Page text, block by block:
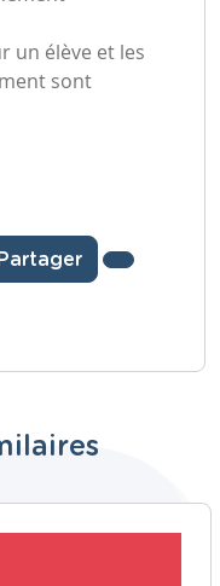
un élève et les
sont
Partager